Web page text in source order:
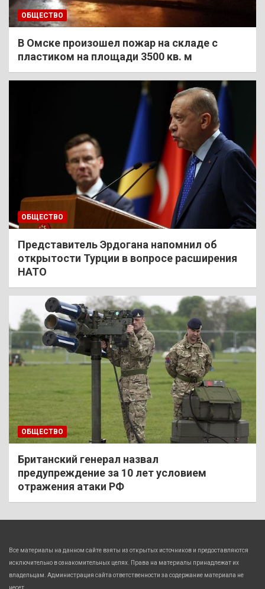
ОБЩЕСТВО
В Омске произошел пожар на складе с
пластиком на площади 3500 кв. м
ОБЩЕСТВО
Представитель Эрдогана напомнил об
открытости Турции в вопросе расширения
НАТО
ОБЩЕСТВО
Британский генерал назвал
предупреждение за 10 лет условием
отражения атаки РФ
Все материалы на данном сайте взяты из открытых источников и предоставляются
исключительно в ознакомительных целях. Права на материалы принадлежат их
владельцам. Администрация сайта ответственности за содержание материала не